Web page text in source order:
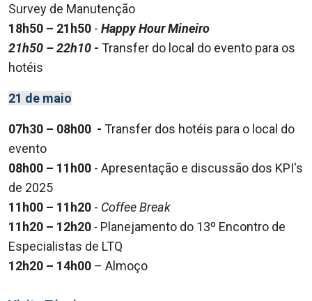
Survey de Manutenção
18h50 – 21h50 - Happy Hour Mineiro
21h50 – 22h10 - Transfer do local do evento para os
hotéis
21 de maio
07h30 – 08h00 - Transfer dos hotéis para o local do
evento
08h00 – 11h00 - Apresentação e discussão dos KPI's
de 2025
11h00 – 11h20 - Coffee Break
11h20 – 12h20- Planejamento do 13º Encontro de
Especialistas de LTQ
12h20 – 14h00 – Almoço